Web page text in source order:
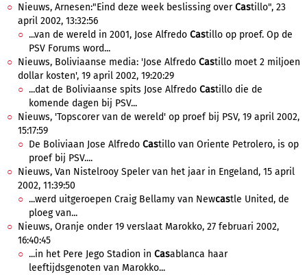
Nieuws, Arnesen:"Eind deze week beslissing overCastillo", 23
april 2002, 13:32:56
...van de wereld in 2001, Jose Alfredo Castillo op proef. Op de
PSV Forums word...
Nieuws, Boliviaanse media: 'Jose Alfredo Castillo moet 2 miljoen
dollar kosten', 19 april 2002, 19:20:29
...dat de Boliviaanse spits Jose Alfredo Castillo die de
komende dagen bij PSV...
Nieuws, 'Topscorer van de wereld' op proef bij PSV, 19 april 2002,
15:17:59
De Boliviaan Jose Alfredo Castillo van Oriente Petrolero, is op
proef bij PSV....
Nieuws, Van Nistelrooy Speler van het jaar in Engeland, 15 april
2002, 11:39:50
...werd uitgeroepen Craig Bellamy van Newcastle United, de
ploeg van...
Nieuws, Oranje onder 19 verslaat Marokko, 27 februari 2002,
16:40:45
...in het Pere Jego Stadion in Casablanca haar
leeftijdsgenoten van Marokko...